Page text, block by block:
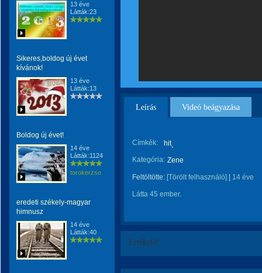
13 éve
Látták:23
Sikeres,boldog új évet
kívánok!
13 éve
Látták:13
Boldog új évet!
14 éve
Látták:1124
torokerzso
eredeti székely-magyar
himnusz
14 éve
Látták:40
Leírás Videó beágyazása
Címkék:
hit
Kategória: Zene
Feltöltötte: [Törölt felhasználó] 14 éve
Látta 45 ember.
Értékeld!